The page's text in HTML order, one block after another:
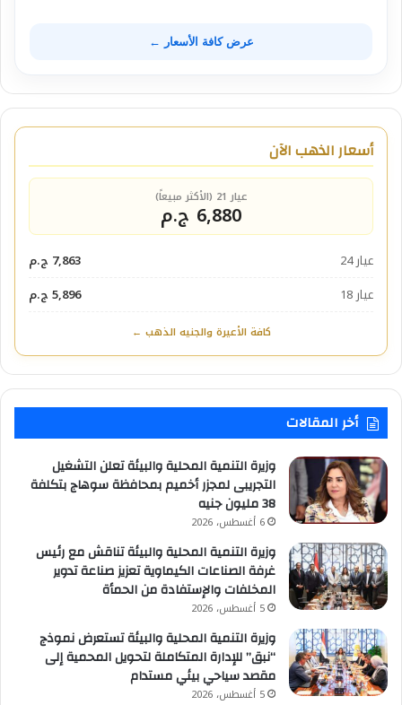
عرض كافة الأسعار ←
أسعار الذهب الآن
عيار 21 (الأكثر مبيعاً)
6,880 ج.م
عيار 24
7,863 ج.م
عيار 18
5,896 ج.م
كافة الأعيرة والجنيه الذهب ←
أخر المقالات
وزيرة التنمية المحلية والبيئة تعلن التشغيل
التجريبى لمجزر أخميم بمحافظة سوهاج بتكلفة
38 مليون جنيه
6 أغسطس، 2026
وزيرة التنمية المحلية والبيئة تناقش مع رئيس
غرفة الصناعات الكيماوية تعزيز صناعة تدوير
المخلفات والإستفادة من الحمأة
5 أغسطس، 2026
وزيرة التنمية المحلية والبيئة تستعرض نموذج
“نبق” للإدارة المتكاملة لتحويل المحمية إلى
مقصد سياحي بيئي مستدام
5 أغسطس، 2026